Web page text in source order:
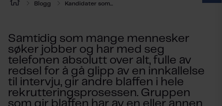
Blogg Kandidater som...
Samtidig som mange mennesker
søker jobber og har med seg
telefonen absolutt over alt, fulle av
redsel for å gå glipp av en innkallelse
til intervju, gir andre blaffen i hele
rekrutteringsprosessen. Gruppen